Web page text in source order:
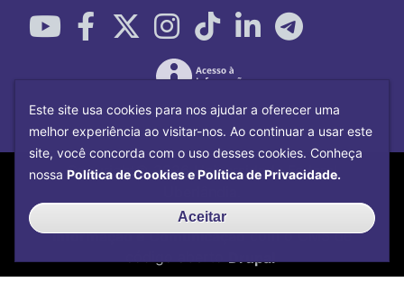
Copyright©2026Universidade Federal
Centro de Tecnologia da
Informação e Comunicaçãocom o CMS de
código aberto
Drupal
Este site usa cookies para nos ajudar a oferecer uma
melhor experiência ao visitar-nos. Ao continuar a usar este
site, você concorda com o uso desses cookies. Conheça
nossa Política de Cookies e Política de Privacidade.
Aceitar